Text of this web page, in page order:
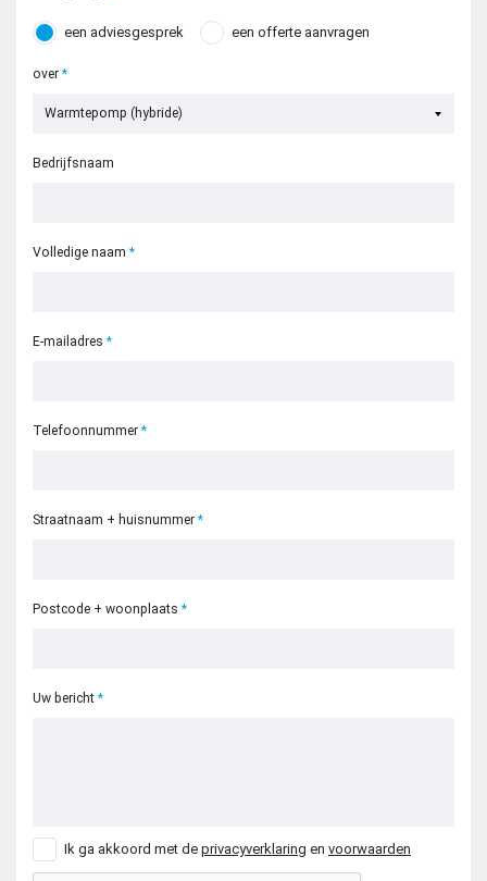
Zoeken naar
Anderen zochten ook
een adviesgesprek een offerte aanvragen
over
Bedrijfsnaam
Volledige naam
E-mailadres
Telefoonnummer
Straatnaam + huisnummer
Postcode + woonplaats
Uw bericht
Ik ga akkoord met de privacyverklaring en voorwaarden